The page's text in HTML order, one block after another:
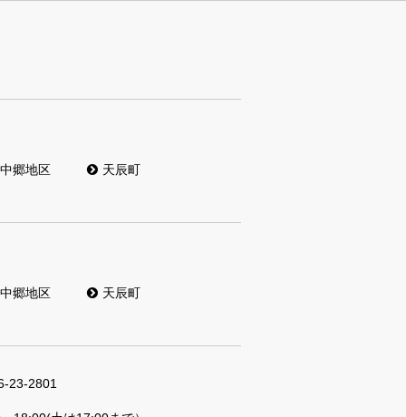
中郷地区 天辰町
中郷地区 天辰町
23-2801